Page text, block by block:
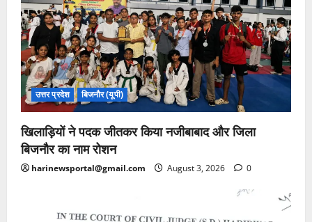
उत्तर प्रदेश बिजनौर (यूपी)
खिलाड़ियों ने पदक जीतकर किया नजीबाबाद और जिला
बिजनौर का नाम रोशन
harinewsportal@gmail.com August 3, 2026 0